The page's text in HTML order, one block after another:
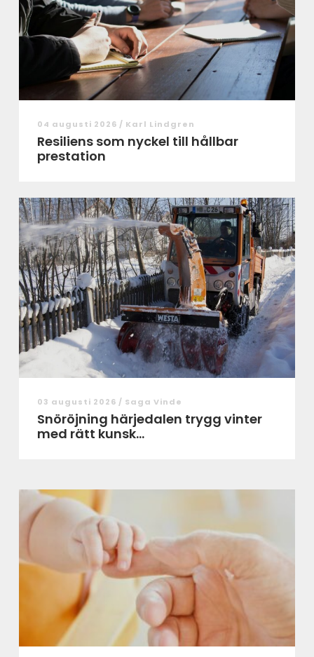
04 augusti 2026 / Karl Lindgren
Resiliens som nyckel till hållbar
prestation
03 augusti 2026 / Saga Vinde
Snöröjning härjedalen trygg vinter
med rätt kunsk...